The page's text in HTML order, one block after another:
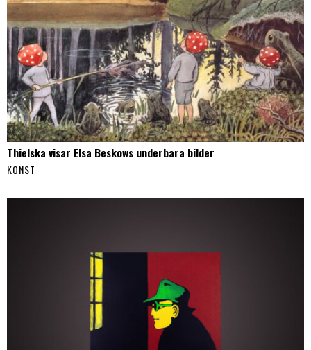
Thielska visar Elsa Beskows underbara bilder
KONST